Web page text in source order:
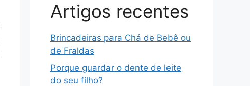
Artigos recentes
Brincadeiras para Chá de Bebê ou
de Fraldas
Porque guardar o dente de leite
do seu filho?